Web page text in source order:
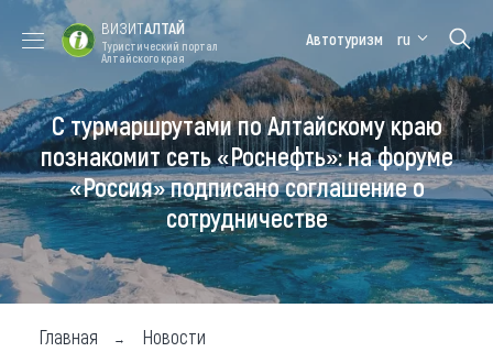
Форум VISIT
ALTAI
Цветение
маральника
Медицинский
форум
Алтайская
зимовка
Туры
Где побывать
Чем заняться
Где остановиться
ВИЗИТАЛТАЙ
Туристический портал
Алтайского края
Автотуризм ru
С турмаршрутами по Алтайскому краю
познакомит сеть «Роснефть»: на форуме
«Россия» подписано соглашение о
сотрудничестве
Главная Новости